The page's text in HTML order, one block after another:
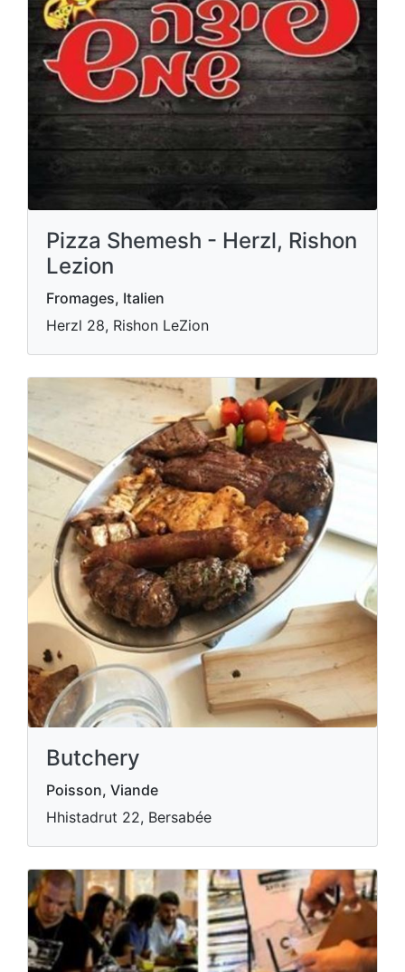
Pizza Shemesh - Herzl, Rishon
Lezion
Fromages, Italien
Herzl 28, Rishon LeZion
Butchery
Poisson, Viande
Hhistadrut 22, Bersabée